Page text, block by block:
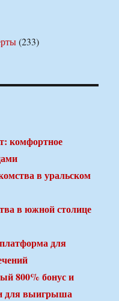
(233)
комфортное
в уральском
в южной столице
для
800% бонус и
для выигрыша